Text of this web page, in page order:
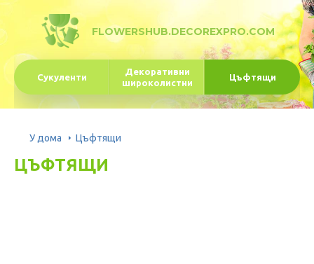
FLOWERSHUB.DECOREXPRO.COM
Сукуленти
Декоративни
широколистни
Цъфтящи
У дома Цъфтящи
ЦЪФТЯЩИ